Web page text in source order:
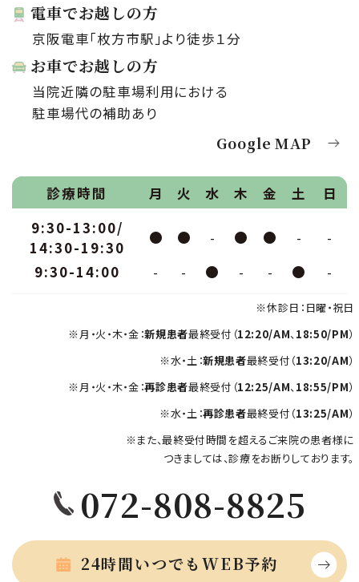
電車でお越しの方
京阪電車「枚方市駅」より徒歩１分
お車でお越しの方
当院近隣の駐車場利用における
駐車場代の補助あり
Google MAP
診療時間 月 火 水 木 金 土
日
9:30-13:00/
14:30-19:30
● ● - ● ● -
-
9:30-14:00
- - ● - - ● -
※休診日：日曜・祝日
※月・火・木・金：新規患者最終受付（12:20/AM、 18:50/PM）
※水・土：新規患者最終受付（13:20/AM）
※月・火・木・金：再診患者最終受付（12:25/AM、 18:55/PM）
※水・土：再診患者最終受付（13:25/AM）
※また、最終受付時間を超えるご来院の患者様に
つきましては、診療をお断りしております。
072-808-8825
24時間いつでもWEB予約